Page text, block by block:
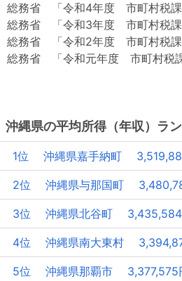
総務省 「令和4年度 市町村税課
総務省 「令和3年度 市町村税課
総務省 「令和2年度 市町村税課
総務省 「令和元年度 市町村税課
沖縄県の平均所得（年収）ラ
1位 沖縄県嘉手納町
2位 沖縄県与那国町
3位 沖縄県北谷町 3,435,584
4位 沖縄県南大東村
5位 沖縄県那覇市 3,377,575